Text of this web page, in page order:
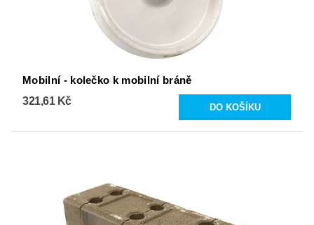
Mobilní - kolečko k mobilní bráně
321,61 Kč